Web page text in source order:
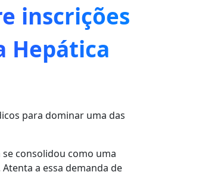
inscrições
Hepática
para dominar uma das
consolidou como uma
a essa demanda de